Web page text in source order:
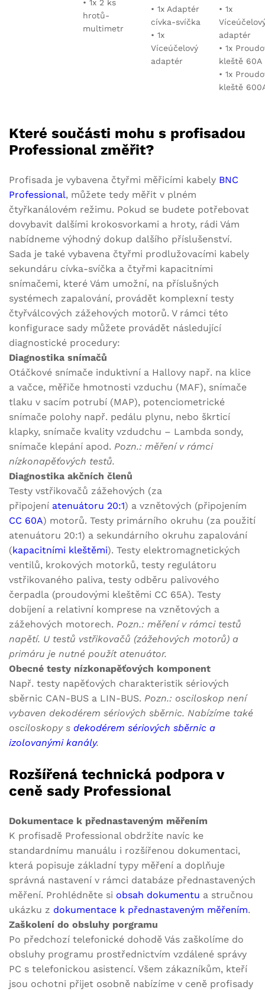
• 1x 2 ks
hrotů-
multimetr
• 1x Adaptér
cívka-svíčka
• 1x
Víceúčelový
adaptér
• 1x
adaptér
• 1x
kleště 60A
• 1x
kleště
Které součásti mohu s profisadou
Professional změřit?
Profisada je vybavena čtyřmi měřicími kabely BNC
Professional, můžete tedy měřit v plném
čtyřkanálovém režimu. Pokud se budete potřebovat
dovybavit dalšími krokosvorkami a hroty, rádi Vám
nabídneme výhodný dokup dalšího příslušenství.
Sada je také vybavena čtyřmi prodlužovacími kabely
sekundáru cívka-svíčka a čtyřmi kapacitními
snímačemi, které Vám umožní, na příslušných
systémech zapalování, provádět komplexní testy
čtyřválcových zážehových motorů. V rámci této
konfigurace sady můžete provádět následující
diagnostické procedury:
Diagnostika snímačů
Otáčkové snímače induktivní a Hallovy např. na klice
a vačce, měřiče hmotnosti vzduchu (MAF), snímače
tlaku v sacím potrubí (MAP), potenciometrické
snímače polohy např. pedálu plynu, nebo škrticí
klapky, snímače kvality vzdudchu – Lambda sondy,
snímače klepání apod. Pozn.: měření v rámci
nízkonapěťových testů.
Diagnostika akčních členů
Testy vstřikovačů zážehových (za
připojení atenuátoru 20:1) a vznětových (připojením
CC 60A) motorů. Testy primárního okruhu (za použití
atenuátoru 20:1) a sekundárního okruhu zapalování
(kapacitními kleštěmi). Testy elektromagnetických
ventilů, krokových motorků, testy regulátoru
vstřikovaného paliva, testy odběru palivového
čerpadla (proudovými kleštěmi CC 65A). Testy
dobíjení a relativní komprese na vznětových a
zážehových motorech. Pozn.: měření v rámci testů
napětí. U testů vstřikovačů (zážehových motorů) a
primáru je nutné použít atenuátor.
Obecné testy nízkonapěťových komponent
Např. testy napěťových charakteristik sériových
sběrnic CAN-BUS a LIN-BUS. Pozn.: osciloskop není
vybaven dekodérem sériových sběrnic. Nabízíme také
osciloskopy s dekodérem sériových sběrnic a
izolovanými kanály.
Rozšířená technická podpora v
ceně sady Professional
Dokumentace k přednastaveným měřením
K profisadě Professional obdržíte navíc ke
standardnímu manuálu i rozšířenou dokumentaci,
která popisuje základní typy měření a doplňuje
správná nastavení v rámci databáze přednastavených
měření. Prohlédněte si obsah dokumentu a stručnou
ukázku z dokumentace k přednastaveným měřením.
Zaškolení do obsluhy porgramu
Po předchozí telefonické dohodě Vás zaškolíme do
obsluhy programu prostřednictvím vzdálené správy
PC s telefonickou asistencí. Všem zákazníkům, kteří
jsou ochotni přijet osobně nabízíme v ceně profisady